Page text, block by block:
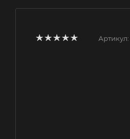
Артикул: